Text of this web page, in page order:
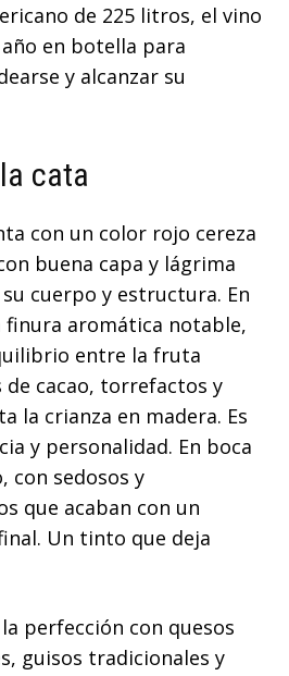
de 225 litros, el vino
en botella para
y alcanzar su
cata
con un color rojo cereza
buena capa y lágrima
cuerpo y estructura. En
finura aromática notable,
entre la fruta
de cacao, torrefactos y
la crianza en madera. Es
y personalidad. En boca
con sedosos y
que acaban con un
Un tinto que deja
perfección con quesos
guisos tradicionales y